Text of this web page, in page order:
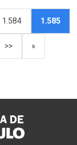
1.584 1.585
>> »